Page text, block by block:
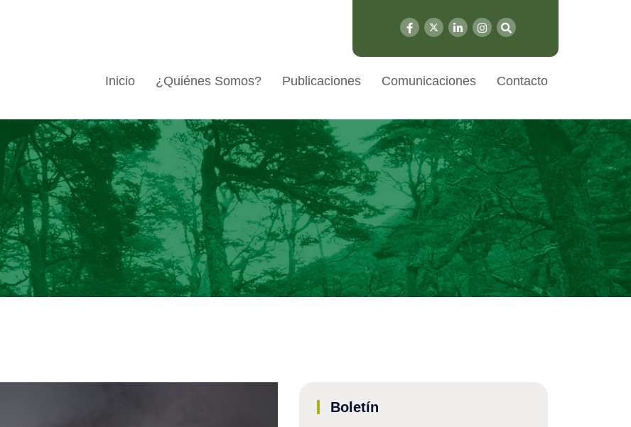
Inicio ¿Quiénes Somos? Publicaciones Comunicaciones Contacto
Boletín